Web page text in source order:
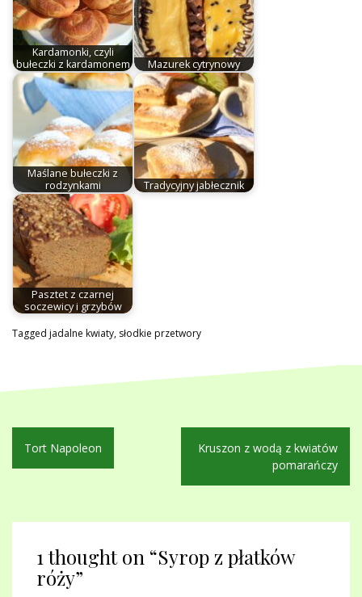
Kardamonki, czyli
bułeczki z kardamonem
Mazurek cytrynowy
Maślane bułeczki z
rodzynkami
Tradycyjny jabłecznik
Pasztet z czarnej
soczewicy i grzybów
Tagged jadalne kwiaty, słodkie przetwory
Nawigacja
wpisu
Tort Napoleon
Kruszon z wodą z kwiatów
pomarańczy
1 thought on “Syrop z płatków
róży”